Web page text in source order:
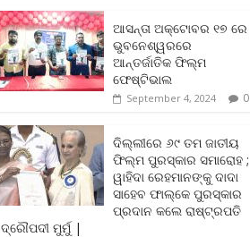
e
b
o
o
k
t
t
e
r
i
l
t
s
A
p
p
L
i
n
k
t
F
r
i
e
n
l
y
e
ଆସନ୍ତା ଅକ୍ଟୋବର ୧୭ ରେ
ଭୁବନେଶ୍ୱରରେ
ଆନ୍ତର୍ଜାତିକ ଫିଲ୍ମ
ଫେଷ୍ଟିଭାଲ
September 4, 2024 0
ଦିଲ୍ଲୀରେ ୬୯ ତମ ଜାତୀୟ
ଫିଲ୍ମ ପୁରସ୍କାର ସମାରୋହ ;
ୱାହିଦା ରେହମାନଙ୍କୁ ଦାଦା
ସାହେବ ଫାଲ୍‌କେ ପୁରସ୍କାର
ପ୍ରଦାନ କଲେ ରାଷ୍ଟ୍ରପତି
ଦ୍ରୌପଦୀ ମୁର୍ମୁ |